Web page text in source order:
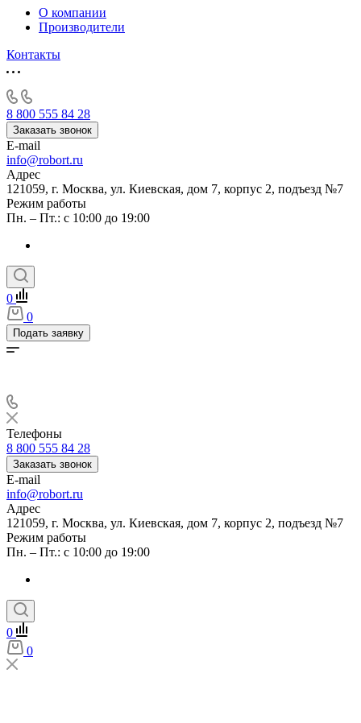
О компании
Производители
Контакты
8 800 555 84 28
Заказать звонок
E-mail
info@robort.ru
Адрес
121059, г. Москва, ул. Киевская, дом 7, корпус 2, подъезд №7
Режим работы
Пн. – Пт.: с 10:00 до 19:00
0
0
Подать заявку
Телефоны
8 800 555 84 28
Заказать звонок
E-mail
info@robort.ru
Адрес
121059, г. Москва, ул. Киевская, дом 7, корпус 2, подъезд №7
Режим работы
Пн. – Пт.: с 10:00 до 19:00
0
0